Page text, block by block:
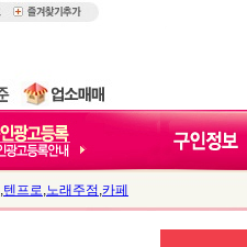
,텐프로,노래주점 ,카페